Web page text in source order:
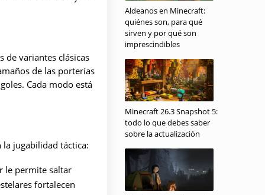
de variantes clásicas
de las porterías
Cada modo está
jugabilidad táctica:
le permite saltar
fortalecen
Aldeanos en Minecraft:
quiénes son, para qué
sirven y por qué son
imprescindibles
Minecraft 26.3 Snapshot 5:
todo lo que debes saber
sobre la actualización